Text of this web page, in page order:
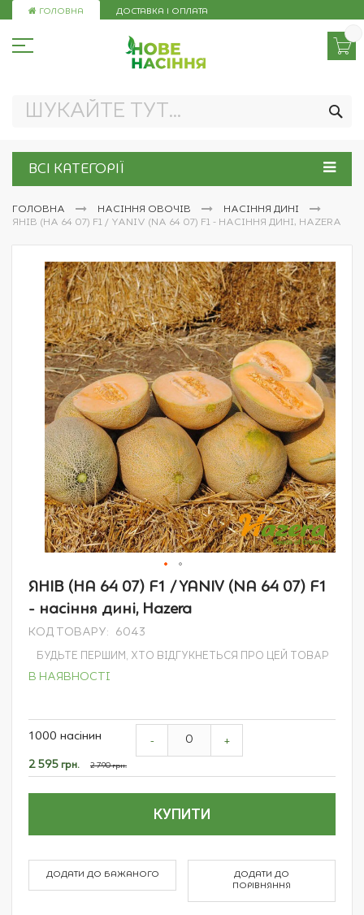
Skip
ГОЛОВНА ДОСТАВКА І ОПЛАТА
ВСІ КАТЕГОРІЇ
ГОЛОВНА НАСІННЯ ОВОЧІВ
НАСІННЯ ДИНІ
ЯНІВ (НА 64 07) F1 / YANIV (NA 64 07) F1 - НАСІННЯ ДИНІ, HAZERA
Перейти
кінця
галереї
зображень
Перейти
початку
галереї
ЯНІВ (НА 64 07) F1 / YANIV (NA 64 07) F1
- насіння дині, Hazera
КОД ТОВАРУ 6043
БУДЬТЕ ПЕРШИМ, ХТО ВІДГУКНЕТЬСЯ ПРО ЦЕЙ ТОВАР
В НАЯВНОСТІ
product
1000 насінин
Спеціальна
ціна
2 595 грн. 2 790 грн.
- +
КУПИТИ
ДОДАТИ ДО БАЖАНОГО
ДОДАТИ ДО
ПОРІВНЯННЯ